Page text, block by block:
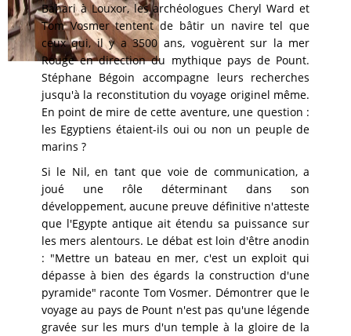
Bahari à Louxor, les archéologues Cheryl Ward et
Tom Vosmer tentent de bâtir un navire tel que
ceux qui, il y a 3500 ans, voguèrent sur la mer
Rouge en direction du mythique pays de Pount.
Stéphane Bégoin accompagne leurs recherches
jusqu'à la reconstitution du voyage originel même.
En point de mire de cette aventure, une question :
les Egyptiens étaient-ils oui ou non un peuple de
marins ?
Si le Nil, en tant que voie de communication, a
joué une rôle déterminant dans son
développement, aucune preuve définitive n'atteste
que l'Egypte antique ait étendu sa puissance sur
les mers alentours. Le débat est loin d'être anodin
: "Mettre un bateau en mer, c'est un exploit qui
dépasse à bien des égards la construction d'une
pyramide" raconte Tom Vosmer. Démontrer que le
voyage au pays de Pount n'est pas qu'une légende
gravée sur les murs d'un temple à la gloire de la